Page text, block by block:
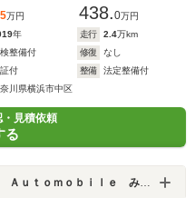
5万円 438.0万円
年 走行 2.4万km
整備付 修復
なし
付 整備
法定整備付
川県横浜市中区
見積依頼
る
ｏｍｏｂｉｌｅ みなとみらい